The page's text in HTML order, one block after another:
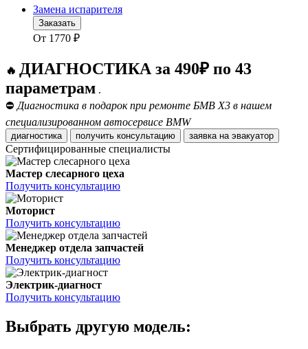
Замена испарителя
Заказать
От 1770 ₽
🔥 ДИАГНОСТИКА за 490₽ по 43
параметрам .
⛔ Диагностика в подарок при ремонте БМВ Х3 в нашем
специализированном автосервисе BMW
диагностика получить консультацию заявка на эвакуатор
Сертифицированные специалисты
Мастер слесарного цеха
Получить консультацию
Моторист
Получить консультацию
Менеджер отдела запчастей
Получить консультацию
Электрик-диагност
Получить консультацию
Выбрать другую модель: